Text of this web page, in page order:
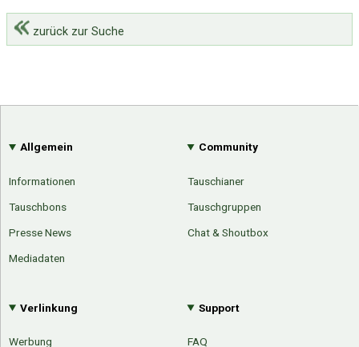
zurück zur Suche
Allgemein
Informationen
Tauschbons
Presse News
Mediadaten
Community
Tauschianer
Tauschgruppen
Chat & Shoutbox
Verlinkung
Werbung
Support
FAQ